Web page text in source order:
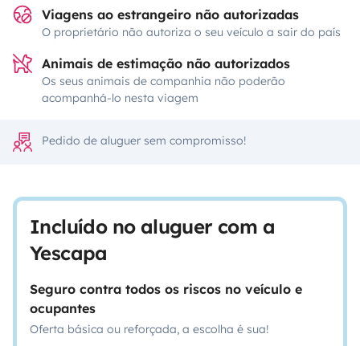
Viagens ao estrangeiro não autorizadas
O proprietário não autoriza o seu veículo a sair do país
Animais de estimação não autorizados
Os seus animais de companhia não poderão
acompanhá-lo nesta viagem
Pedido de aluguer sem compromisso!
Incluído no aluguer com a
Yescapa
Seguro contra todos os riscos no veículo e
ocupantes
Oferta básica ou reforçada, a escolha é sua!